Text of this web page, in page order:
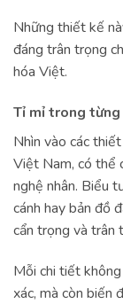
Những thiết kế
đáng trân trọng
hóa Việt.
Tỉ mỉ trong
Nhìn vào các
Việt Nam, có thể
nghệ nhân. Biểu
cánh hay bản đồ
cẩn trọng và trân
Mỗi chi tiết
xác, mà còn biến